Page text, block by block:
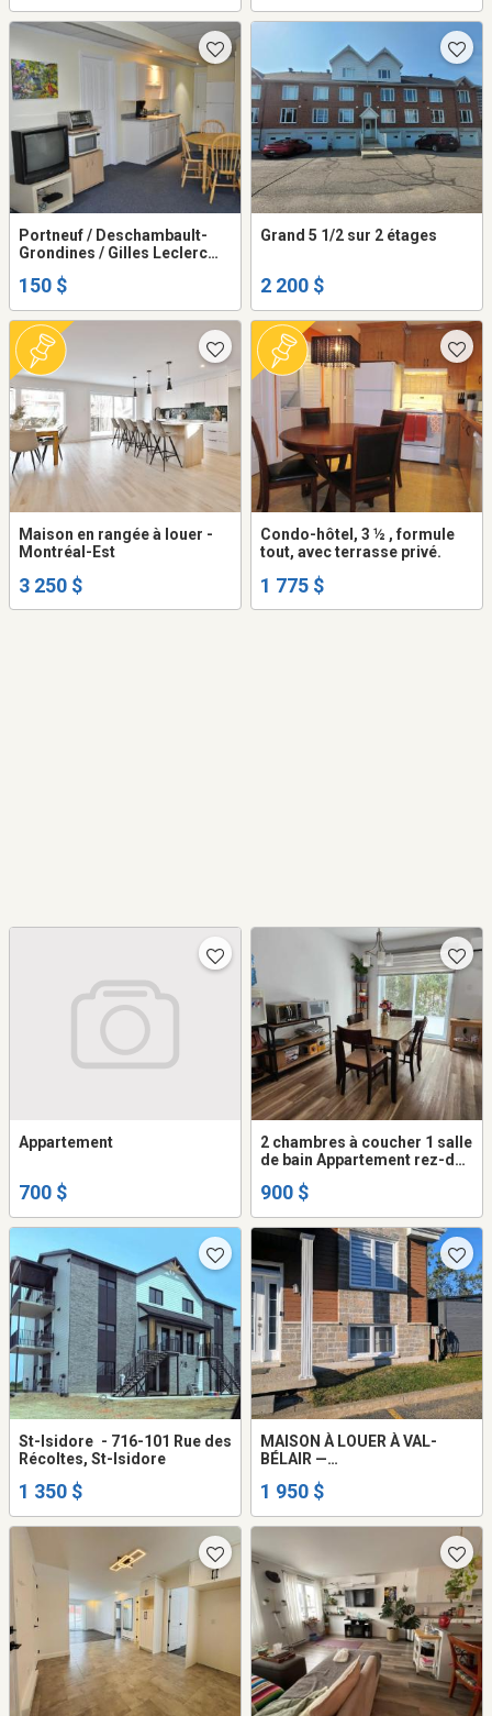
Portneuf / Deschambault-
Grondines / Gilles Leclerc
309684
150 $
Grand 5 1/2 sur 2 étages
2 200 $
Maison en rangée à louer -
Montréal-Est
3 250 $
Condo-hôtel, 3 ½ , formule
tout, avec terrasse privé.
1 775 $
Appartement
700 $
2 chambres à coucher 1 salle
de bain Appartement rez-de-
900 $
St-Isidore - 716-101 Rue des
Récoltes, St-Isidore
1 350 $
MAISON À LOUER À VAL-
BÉLAIR —
— CHAUFFAGE ET
LOCATAIRE
1 950 $